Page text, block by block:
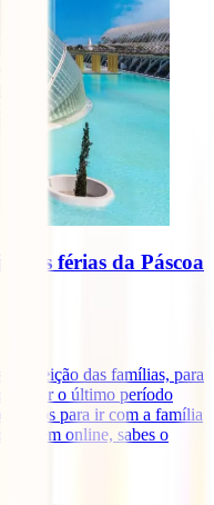
nas férias da Páscoa
de eleição das famílias, para
iniciar o último período
para ir com a família
viagem online, sabes o